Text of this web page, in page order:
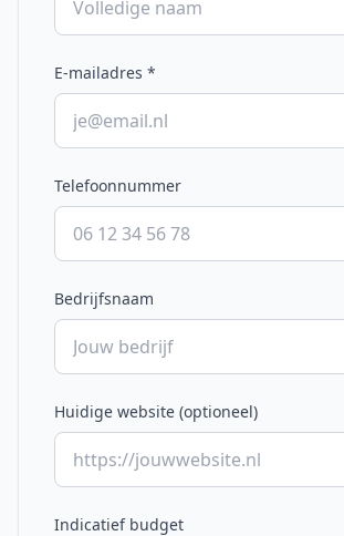
E-mailadres *
Telefoonnummer
Bedrijfsnaam
Huidige website (optioneel)
Indicatief budget